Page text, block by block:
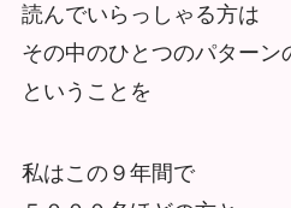
読んでいらっしゃる方は
その中のひとつのパターン
ということを
私はこの９年間で